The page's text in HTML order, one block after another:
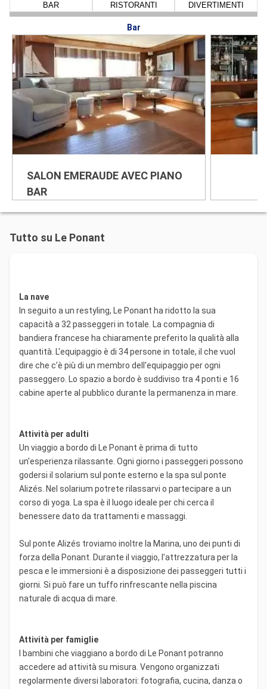
BAR RISTORANTI DIVERTIMENTI
Bar
SALON EMERAUDE AVEC PIANO
BAR
Tutto su Le Ponant
La nave
In seguito a un restyling, Le Ponant ha ridotto la sua
capacità a 32 passeggeri in totale. La compagnia di
bandiera francese ha chiaramente preferito la qualità alla
quantità. L'equipaggio è di 34 persone in totale, il che vuol
dire che c’è più di un membro dell'equipaggio per ogni
passeggero. Lo spazio a bordo è suddiviso tra 4 ponti e 16
cabine aperte al pubblico durante la permanenza in mare.
Attività per adulti
Un viaggio a bordo di Le Ponant è prima di tutto
un'esperienza rilassante. Ogni giorno i passeggeri possono
godersi il solarium sul ponte esterno e la spa sul ponte
Alizés. Nel solarium potrete rilassarvi o partecipare a un
corso di yoga. La spa è il luogo ideale per chi cerca il
benessere dato da trattamenti e massaggi.
Sul ponte Alizés troviamo inoltre la Marina, uno dei punti di
forza della Ponant. Durante il viaggio, l'attrezzatura per la
pesca e le immersioni è a disposizione dei passeggeri tutti i
giorni. Si può fare un tuffo rinfrescante nella piscina
naturale di acqua di mare.
Attività per famiglie
I bambini che viaggiano a bordo di Le Ponant potranno
accedere ad attività su misura. Vengono organizzati
regolarmente diversi laboratori: fotografia, cucina, danza o